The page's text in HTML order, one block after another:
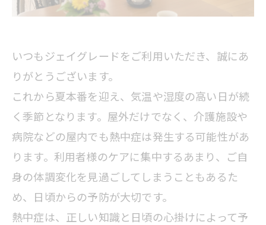
いつもジェイグレードをご利用いただき、誠にあ
りがとうございます。
これから夏本番を迎え、気温や湿度の高い日が続
く季節となります。屋外だけでなく、介護施設や
病院などの屋内でも熱中症は発生する可能性があ
ります。利用者様のケアに集中するあまり、ご自
身の体調変化を見過ごしてしまうこともあるた
め、日頃からの予防が大切です。
熱中症は、正しい知識と日頃の心掛けによって予